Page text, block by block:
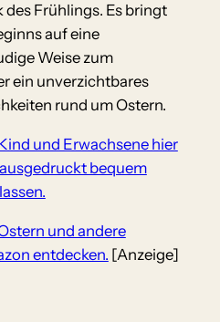
Frühlings. Es bringt
auf eine
Weise zum
ein unverzichtbares
rund um Ostern.
und Erwachsene hier
bequem
und andere
entdecken. [Anzeige]